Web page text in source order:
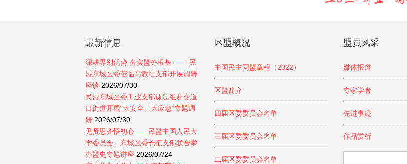
最新信息
深耕界别优势 夯实盟务根基 —— 民
盟东城区委莅临高教社支部开展调研
座谈 2026/07/30
民盟东城区委工业支部课题组赴交道
口街道开展“大安全、大应急”专题调
研 2026/07/30
见贤思齐悟初心——民盟中国人民大
学委员会、东城区委长征支部联合举
办盟史专题讲座 2026/07/24
区盟概况
中国民主同盟章程（2022）
区盟简介
四届区委委员会名单
三届区委委员会名单
二届区委委员会名单
盟员风采
媒体报道
专家学者
先进事迹
作品赏析
搜索表单